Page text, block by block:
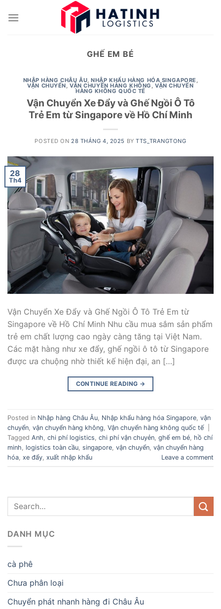
GHẾ EM BÉ
NHẬP HÀNG CHÂU ÂU,NHẬP KHẨU HÀNG HÓA SINGAPORE,
VẬN CHUYỂN,VẬN CHUYỂN HÀNG KHÔNG , VẬN CHUYỂN
HÀNG KHÔNG QUỐC TẾ
Vận Chuyển Xe Đẩy và Ghế Ngồi Ô Tô
Trẻ Em từ Singapore về Hồ Chí Minh
POSTED ON 28 THÁNG 4, 2025 BYTTS_TRANGTONG
28
Th4
Vận Chuyển Xe Đẩy và Ghế Ngồi Ô Tô Trẻ Em từ
Singapore về Hồ Chí Minh Nhu cầu mua sắm sản phẩm
trẻ em chất lượng cao ngày càng tăng tại Việt Nam.
Các mặt hàng như xe đẩy, ghế ngồi ô tô từ Singapore
được ưa chuộng nhờ thiết kế hiện đại, an […]
CONTINUE READING →
Posted in Nhập hàng Châu Âu Nhập khẩu hàng hóa Singapore vận
chuyển vận chuyển hàng không Vận chuyển hàng không quốc tế
Tagged Anh chi phí logistics chi phí vận chuyẻn ghế em bé hồ chí
minh
logistics toàn cầu singapore vận chuyển vận chuyển hàng
hóa xe đẩy xuất nhập khẩu Leave a comment
DANH MỤC
cà phê
Chưa phân loại
Chuyển phát nhanh hàng đi Châu Âu